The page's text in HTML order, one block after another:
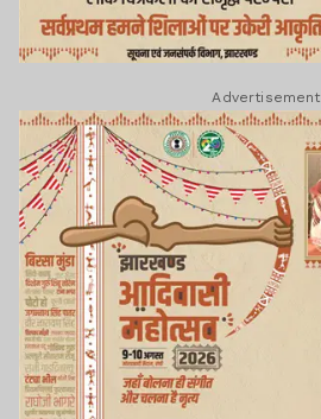
Advertisement